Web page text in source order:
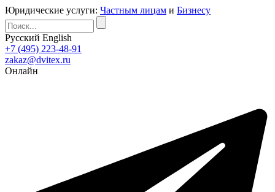
Юридические услуги: Частным лицам и Бизнесу
Русский English
+7 (495) 223-48-91
zakaz@dvitex.ru
Онлайн